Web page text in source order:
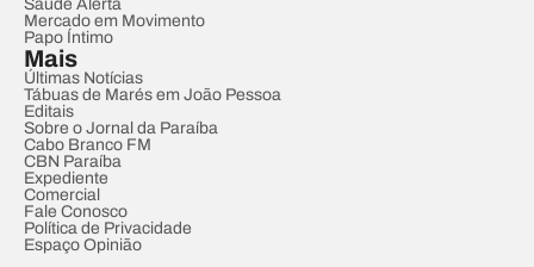
Saúde Alerta
Mercado em Movimento
Papo Íntimo
Mais
Últimas Notícias
Tábuas de Marés em João Pessoa
Editais
Sobre o Jornal da Paraíba
Cabo Branco FM
CBN Paraíba
Expediente
Comercial
Fale Conosco
Política de Privacidade
Espaço Opinião